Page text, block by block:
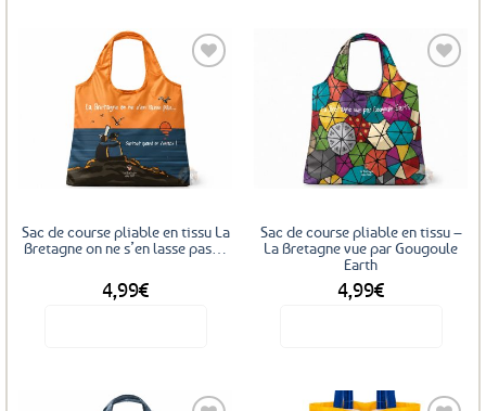
Ajouter
favoris
Sac de course pliable en tissu La
Bretagne on ne s’en lasse pas…
4,99€
Ajouter
favoris
Sac de course pliable en tissu –
La Bretagne vue par Gougoule
Earth
4,99€